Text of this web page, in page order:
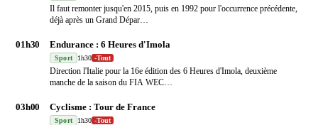
Il faut remonter jusqu'en 2015, puis en 1992 pour l'occurrence précédente,
déjà après un Grand Dépar…
01h30 Endurance : 6 Heures d'Imola
Sport 1h30 -Tout
Direction l'Italie pour la 16e édition des 6 Heures d'Imola, deuxième
manche de la saison du FIA WEC…
03h00 Cyclisme : Tour de France
Sport 1h30 -Tout